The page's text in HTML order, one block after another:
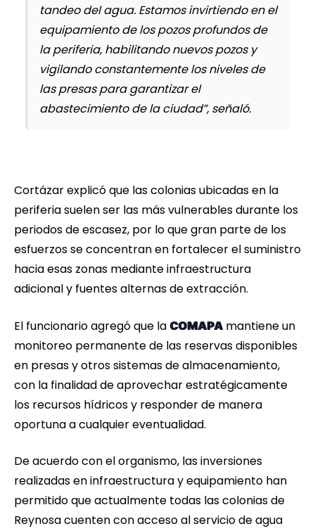
tandeo del agua. Estamos invirtiendo en el
equipamiento de los pozos profundos de
la periferia, habilitando nuevos pozos y
vigilando constantemente los niveles de
las presas para garantizar el
abastecimiento de la ciudad”, señaló.
Cortázar explicó que las colonias ubicadas en la
periferia suelen ser las más vulnerables durante los
periodos de escasez, por lo que gran parte de los
esfuerzos se concentran en fortalecer el suministro
hacia esas zonas mediante infraestructura
adicional y fuentes alternas de extracción.
El funcionario agregó que la COMAPAmantiene un
monitoreo permanente de las reservas disponibles
en presas y otros sistemas de almacenamiento,
con la finalidad de aprovechar estratégicamente
los recursos hídricos y responder de manera
oportuna a cualquier eventualidad.
De acuerdo con el organismo, las inversiones
realizadas en infraestructura y equipamiento han
permitido que actualmente todas las colonias de
Reynosa cuenten con acceso al servicio de agua